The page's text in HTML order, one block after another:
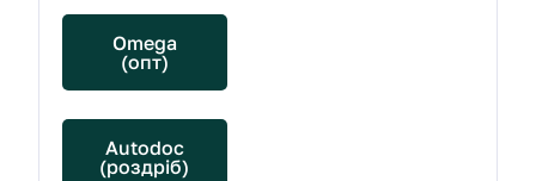
Omega
(опт)
Autodoc
(роздріб)